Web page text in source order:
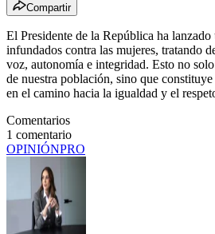
Compartir
El Presidente de la República ha lanzado
infundados contra las mujeres, tratando
voz, autonomía e integridad. Esto no
de nuestra población, sino que
en el camino hacia la igualdad y el
Comentarios
1 comentario
OPINIÓNPRO